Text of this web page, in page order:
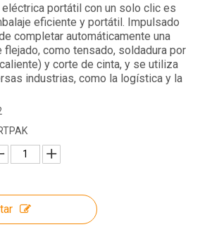
eléctrica portátil con un solo clic es
eficiente y portátil. Impulsado
completar automáticamente una
como tensado, soldadura por
y corte de cinta, y se utiliza
industrias, como la logística y la